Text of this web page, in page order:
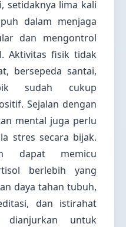
setidaknya lima kali
dalam menjaga
dan mengontrol
Aktivitas fisik tidak
bersepeda santai,
sudah cukup
Sejalan dengan
mental juga perlu
stres secara bijak.
dapat memicu
berlebih yang
daya tahan tubuh,
dan istirahat
untuk